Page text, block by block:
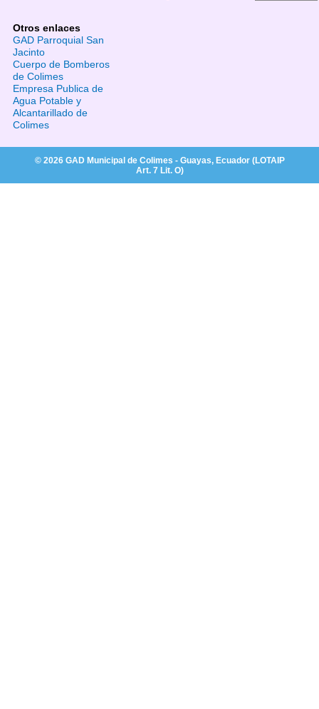
Otros enlaces
GAD Parroquial San
Jacinto
Cuerpo de Bomberos
de Colimes
Empresa Publica de
Agua Potable y
Alcantarillado de
Colimes
© 2026 GAD Municipal de Colimes - Guayas, Ecuador (LOTAIP
Art. 7 Lit. O)